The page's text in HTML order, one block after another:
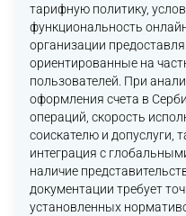
тарифную политику,
функциональность
организации
ориентированные на
пользователей. При
оформления счета в
операций, скорость
соискателю и допуслуги,
интеграция с
наличие
документации требует
установленных